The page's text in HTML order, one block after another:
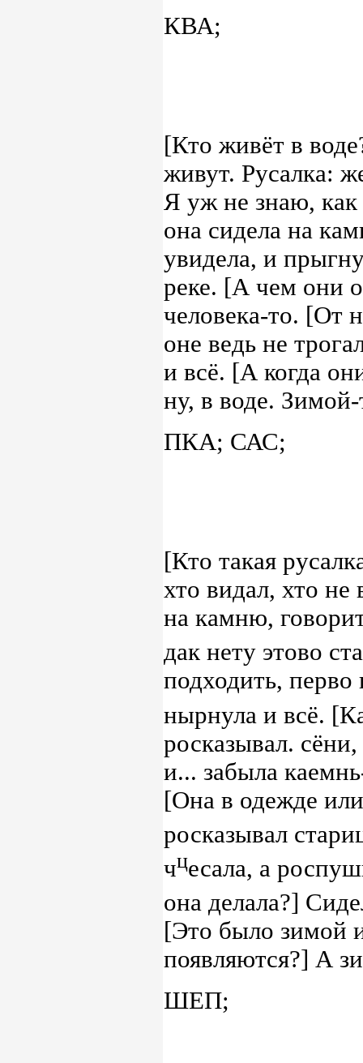
КВА;
[Кто живёт в
живут. Русалка:
Я уж не знаю, как
она сидела на
увидела, и
реке. [А чем они
человека-то. [От
оне ведь не
и всё. [А когда
ну, в воде.
ПКА; САС;
[Кто такая
хто видал, хто
на камню,
дак нету этово
подходить, перво
нырнула и всё.
росказывал.
и... забыла
[Она в одежде
росказывал
чцесала, а
она делала?]
[Это было зимой
появляются?] А
ШЕП;